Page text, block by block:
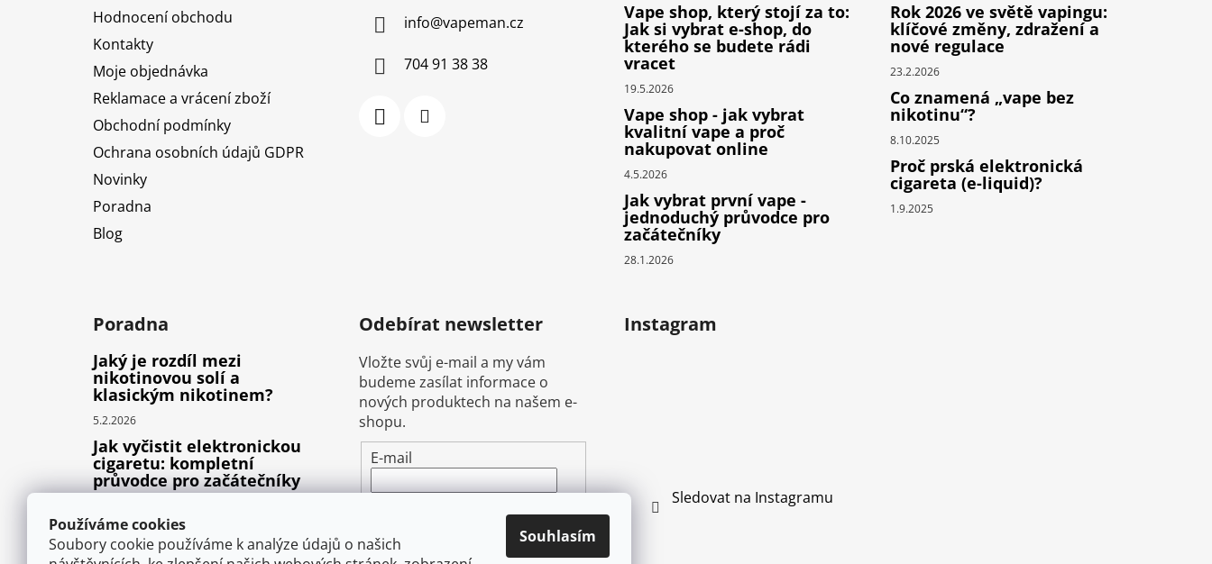
Používáme cookies
Soubory cookie používáme k analýze údajů o našich
Souhlasím
Hodnocení obchodu
Kontakty
Moje objednávka
Reklamace a vrácení zboží
Obchodní podmínky
Ochrana osobních údajů GDPR
Novinky
Poradna
Blog
info@vapeman.cz
704 91 38 38
Vape shop, který stojí za to:
Jak si vybrat e-shop, do
kterého se budete rádi
vracet
19.5.2026
Vape shop - jak vybrat
kvalitní vape a proč
nakupovat online
4.5.2026
Jak vybrat první vape -
jednoduchý průvodce pro
začátečníky
28.1.2026
Rok 2026 ve světě vapingu:
klíčové změny, zdražení a
nové regulace
23.2.2026
Co znamená „vape bez
nikotinu“?
8.10.2025
Proč prská elektronická
cigareta (e-liquid)?
1.9.2025
Poradna
Jaký je rozdíl mezi
nikotinovou solí a
klasickým nikotinem?
5.2.2026
Jak vyčistit elektronickou
cigaretu: kompletní
průvodce pro začátečníky
Proč prská elektronická
cigareta (e-liquid)?
Odebírat newsletter
Vložte svůj e-mail a my vám
budeme zasílat informace o
nových produktech na našem e-
shopu.
E-mail
podmínkami ochrany
osobních údajů
Instagram
Sledovat na Instagramu